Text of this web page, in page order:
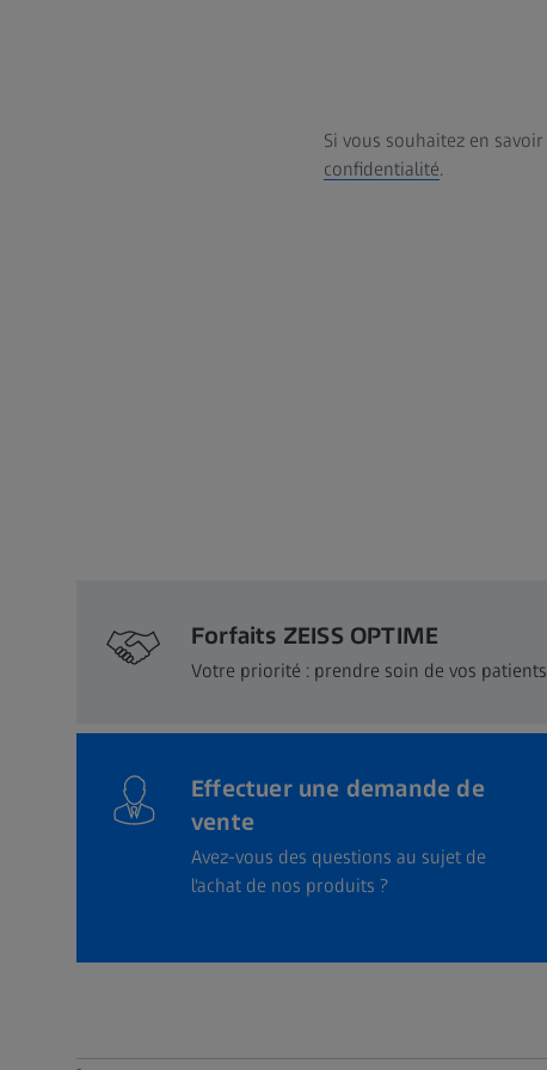
Si vous souhaitez en
confidentialité.
Forfaits ZEISS OPTIME
Votre priorité : prendre soin de vos
Effectuer une demande de
vente
Avez-vous des questions au sujet de
l'achat de nos produits ?